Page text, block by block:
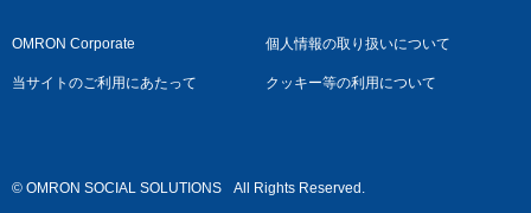
OMRON Corporate 個人情報の取り扱いについて
当サイトのご利用にあたって クッキー等の利用について
© OMRON SOCIAL SOLUTIONS All Rights Reserved.